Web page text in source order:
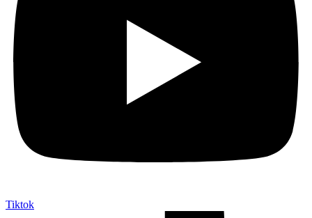
Tiktok